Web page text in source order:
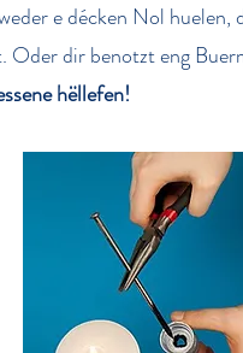
e décken Nol
Oder dir benotzt eng
hëllefen!